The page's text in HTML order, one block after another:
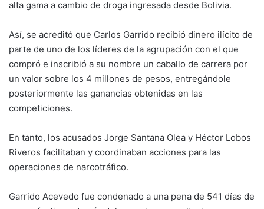
alta gama a cambio de droga ingresada desde Bolivia.
Así, se acreditó que Carlos Garrido recibió dinero ilícito de
parte de uno de los líderes de la agrupación con el que
compró e inscribió a su nombre un caballo de carrera por
un valor sobre los 4 millones de pesos, entregándole
posteriormente las ganancias obtenidas en las
competiciones.
En tanto, los acusados Jorge Santana Olea y Héctor Lobos
Riveros facilitaban y coordinaban acciones para las
operaciones de narcotráfico.
Garrido Acevedo fue condenado a una pena de 541 días de